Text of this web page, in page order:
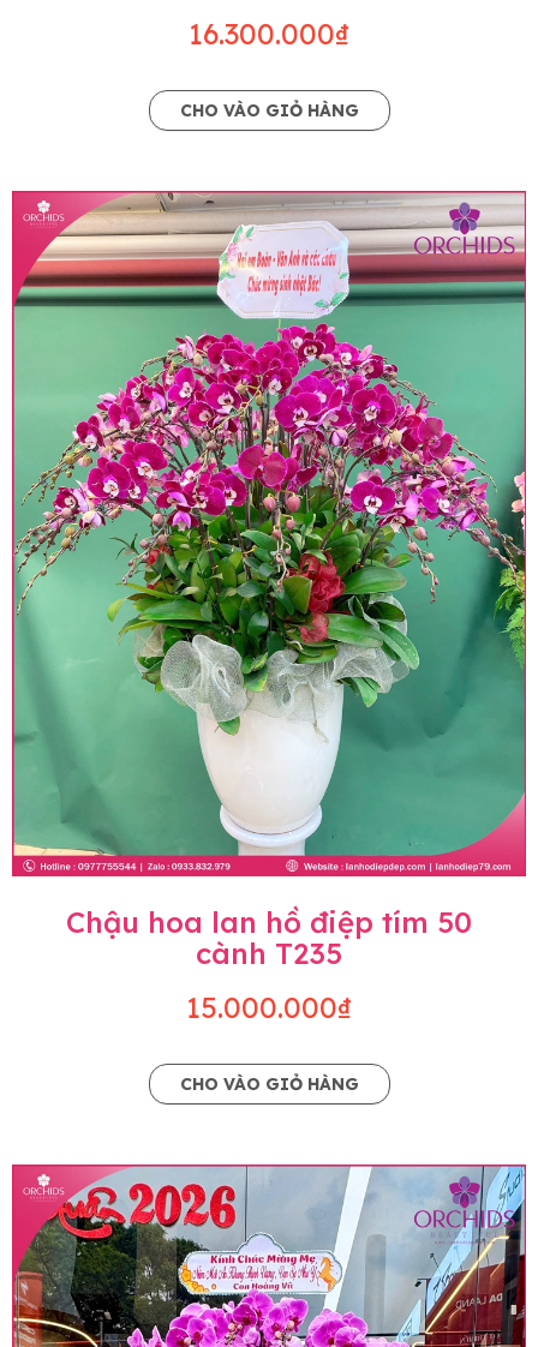
16.300.000₫
CHO VÀO GIỎ HÀNG
Chậu hoa lan hồ điệp tím 50
cành T235
15.000.000₫
CHO VÀO GIỎ HÀNG